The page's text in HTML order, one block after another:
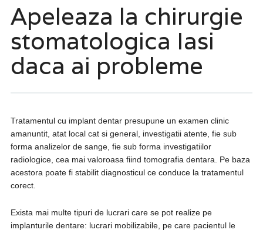
Apeleaza la chirurgie
stomatologica Iasi
daca ai probleme
Tratamentul cu implant dentar presupune un examen clinic
amanuntit, atat local cat si general, investigatii atente, fie sub
forma analizelor de sange, fie sub forma investigatiilor
radiologice, cea mai valoroasa fiind tomografia dentara. Pe baza
acestora poate fi stabilit diagnosticul ce conduce la tratamentul
corect.
Exista mai multe tipuri de lucrari care se pot realize pe
implanturile dentare: lucrari mobilizabile, pe care pacientul le